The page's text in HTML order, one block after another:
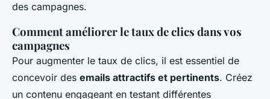
des campagnes.
Comment améliorer le taux de clics dans vos
campagnes
Pour augmenter le taux de clics, il est essentiel de
concevoir des emails attractifs et pertinents. Créez
un contenu engageant en testant différentes